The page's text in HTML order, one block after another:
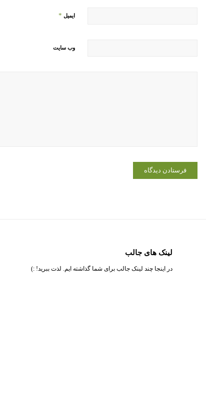
ایمیل *
وب‌ سایت
لینک های جالب
در اینجا چند لینک جالب برای شما گذاشته ایم. لذت ببرید! :)